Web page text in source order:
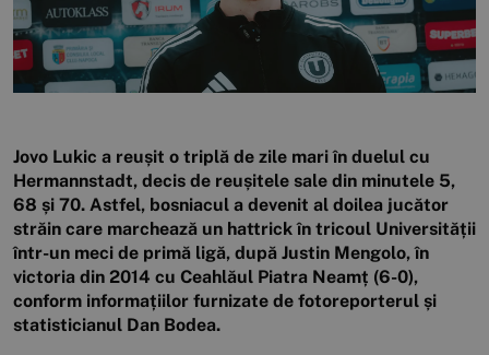
Jovo Lukic a reușit o triplă de zile mari în duelul cu
Hermannstadt, decis de reușitele sale din minutele 5,
68 și 70. Astfel, bosniacul a devenit al doilea jucător
străin care marchează un hattrick în tricoul Universității
într-un meci de primă ligă, după Justin Mengolo, în
victoria din 2014 cu Ceahlăul Piatra Neamț (6-0),
conform informațiilor furnizate de fotoreporterul și
statisticianul Dan Bodea.